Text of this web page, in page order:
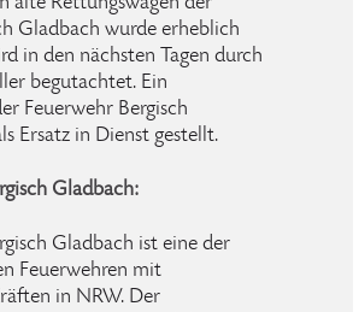
Gladbach wurde erheblich
in den nächsten Tagen durch
begutachtet. Ein
Feuerwehr Bergisch
Ersatz in Dienst gestellt.
Gladbach:
Gladbach ist eine der
Feuerwehren mit
in NRW. Der